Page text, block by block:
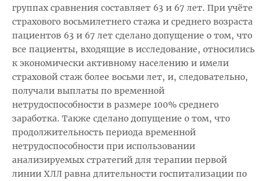
группах сравнения составляет 63 и 67 лет. При учёте
страхового восьмилетнего стажа и среднего возраста
пациентов 63 и 67 лет сделано допущение о том, что
все пациенты, входящие в исследование, относились
к экономически активному населению и имели
страховой стаж более восьми лет, и, следовательно,
получали выплаты по временной
нетрудоспособности в размере 100% среднего
заработка. Также сделано допущение о том, что
продолжительность периода временной
нетрудоспособности при использовании
анализируемых стратегий для терапии первой
линии ХЛЛ равна длительности госпитализации по